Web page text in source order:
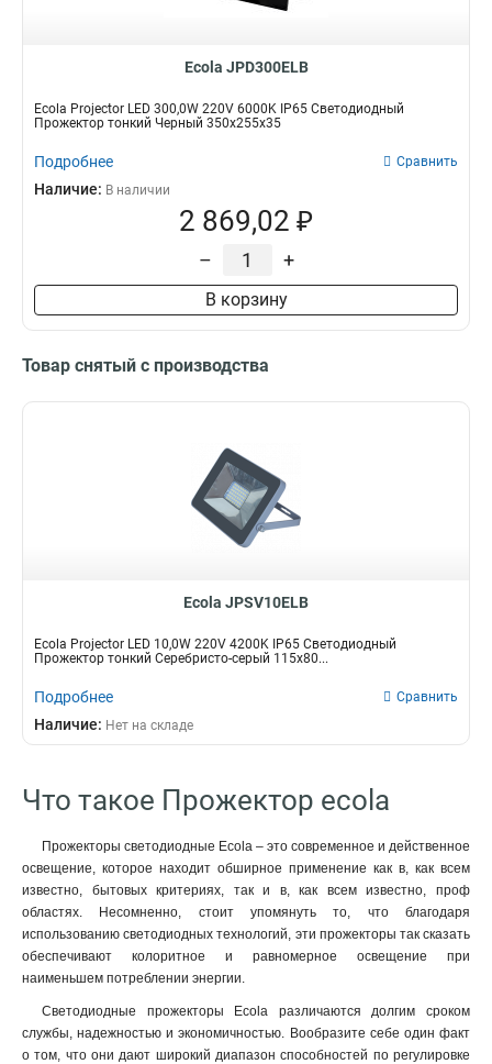
Ecola JPD300ELB
Ecola Projector LED 300,0W 220V 6000K IP65 Светодиодный
Прожектор тонкий Черный 350x255x35
Подробнее Сравнить
Наличие: В наличии
2 869,02 ₽
– +
В корзину
Товар снятый с производства
Ecola JPSV10ELB
Ecola Projector LED 10,0W 220V 4200K IP65 Светодиодный
Прожектор тонкий Серебристо-серый 115x80...
Подробнее Сравнить
Наличие: Нет на складе
Что такое Прожектор ecola
Прожекторы светодиодные Ecola – это современное и действенное
освещение, которое находит обширное применение как в, как всем
известно, бытовых критериях, так и в, как всем известно, проф
областях. Несомненно, стоит упомянуть то, что благодаря
использованию светодиодных технологий, эти прожекторы так сказать
обеспечивают колоритное и равномерное освещение при
наименьшем потреблении энергии.
Светодиодные прожекторы Ecola различаются долгим сроком
службы, надежностью и экономичностью. Вообразите себе один факт
о том, что они дают широкий диапазон способностей по регулировке